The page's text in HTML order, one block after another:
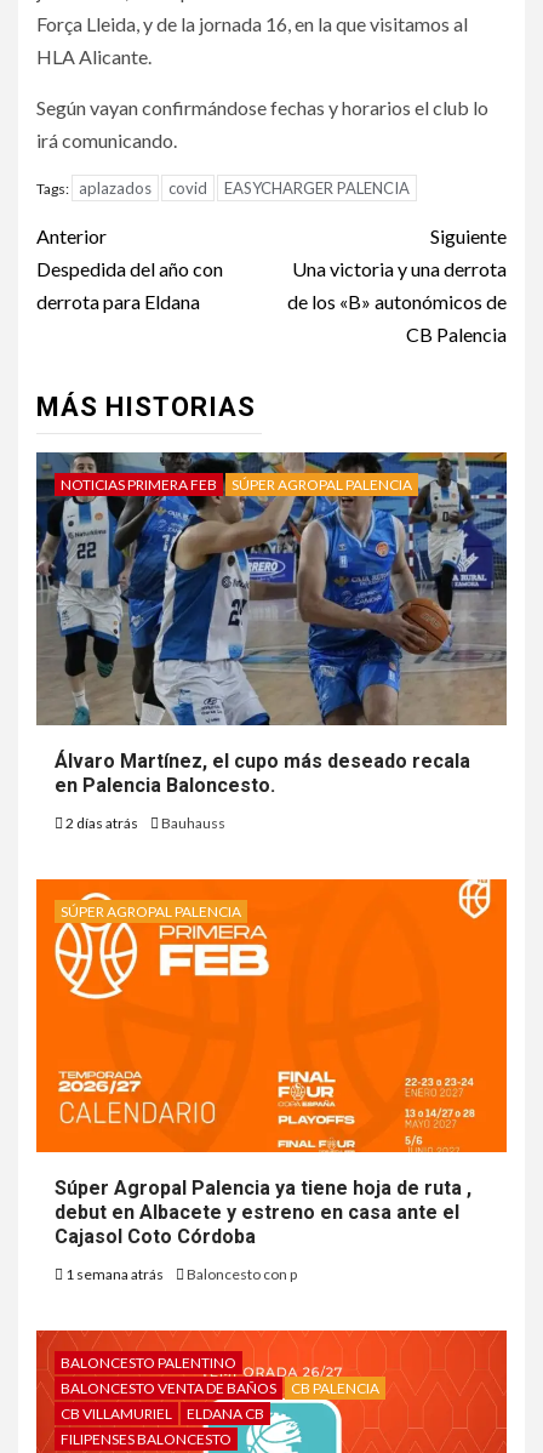
Força Lleida, y de la jornada 16, en la que visitamos al
HLA Alicante.
Según vayan confirmándose fechas y horarios el club lo
irá comunicando.
Tags: aplazados covid EASYCHARGER PALENCIA
Anterior
Despedida del año con
derrota para Eldana
Siguiente
Una victoria y una derrota
de los «B» autonómicos de
CB Palencia
MÁS HISTORIAS
NOTICIAS PRIMERA FEB SÚPER AGROPAL PALENCIA
Álvaro Martínez, el cupo más deseado recala
en Palencia Baloncesto.
2 días atrás Bauhauss
SÚPER AGROPAL PALENCIA
Súper Agropal Palencia ya tiene hoja de ruta ,
debut en Albacete y estreno en casa ante el
Cajasol Coto Córdoba
1 semana atrás Baloncesto con p
BALONCESTO PALENTINO
BALONCESTO VENTA DE BAÑOS
CB PALENCIA
CB VILLAMURIEL
ELDANA CB
FILIPENSES BALONCESTO